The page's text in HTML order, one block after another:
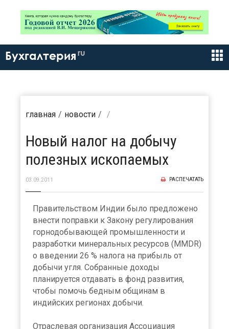
Бухгалтерия ru
главная новости
Новый налог на добычу
полезных ископаемых
03.09.2011 РАСПЕЧАТАТЬ
Правительством Индии было предложено
внести поправки к Закону регулирования
горнодобывающей промышленности и
разработки минеральных ресурсов (MMDR)
о введении 26 % налога на прибыль от
добычи угля. Собранные доходы
планируется отдавать в фонд развития,
чтобы помочь бедным общинам в
индийских регионах добычи.
Отраслевая организация Ассоциация